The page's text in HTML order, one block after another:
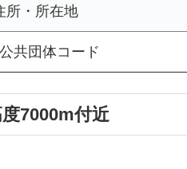
所・所在地
共団体コード
7000m付近